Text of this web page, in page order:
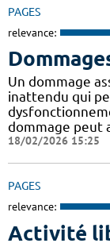
PAGES
relevance:
Un dommage
inattendu qui
dommage peut
18/02/2026 15:25
PAGES
relevance:
Activité